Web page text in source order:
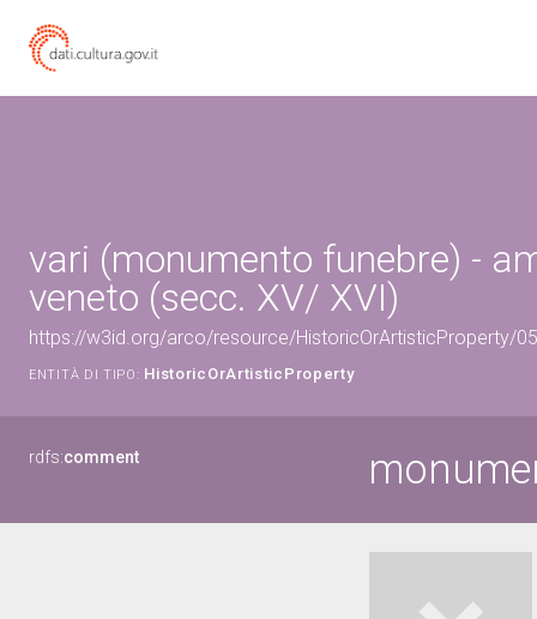
vari (monumento funebre) -
veneto (secc. XV/ XVI)
https://w3id.org/arco/resource/HistoricOrArtisticProperty/
ENTITÀ DI TIPO: HistoricOrArtisticProperty
rdfs:comment